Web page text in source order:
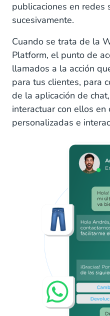
publicaciones en redes
sucesivamente.
Cuando se trata de la
Platform, el punto de
llamados a la acción
para tus clientes, para
de la aplicación de
interactuar con ellos en
personalizadas e